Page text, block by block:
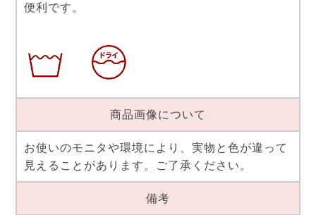
便利です。
商品画像について
お使いのモニタや環境により、実物と色が違って
見えることがあります。ご了承ください。
備考